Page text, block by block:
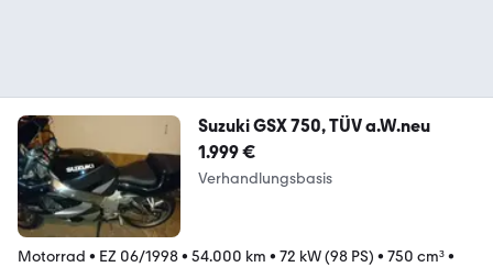
Suzuki GSX 750, TÜV a.W.neu
1.999 €
Verhandlungsbasis
Motorrad • EZ 06/1998• 54.000 km • 72 kW (98 PS) • 750 cm³•